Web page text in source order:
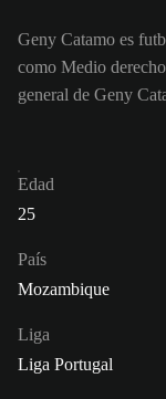
Geny Catamo es
como Medio
general de Geny
Edad
25
País
Mozambique
Liga
Liga Portugal